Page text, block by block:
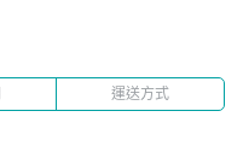
運送方式